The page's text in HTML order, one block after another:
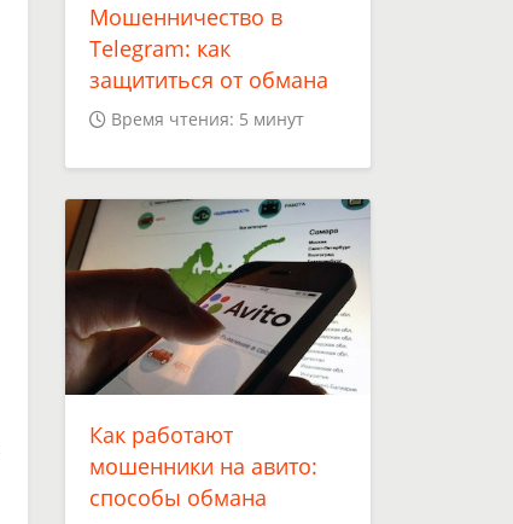
Мошенничество в
Telegram: как
защититься от обмана
Время чтения: 5 минут
Как работают
мошенники на авито:
способы обмана